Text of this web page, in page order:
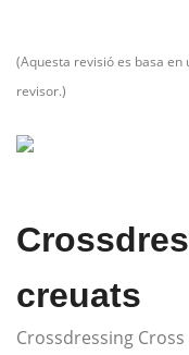
(Aquesta revisió es basa
revisor.)
creuats
Crossdressing